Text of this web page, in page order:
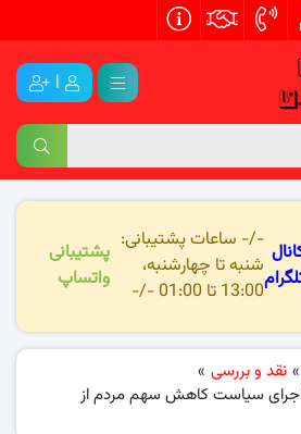
|
-/- ساعات پشتیبانی:
شنبه تا چهارشنبه،
13:00 تا 01:00 -/-
پشتیبانی
واتساپ
» نقد و بررسی »
اجرای سیاست کاهش سهم مردم از